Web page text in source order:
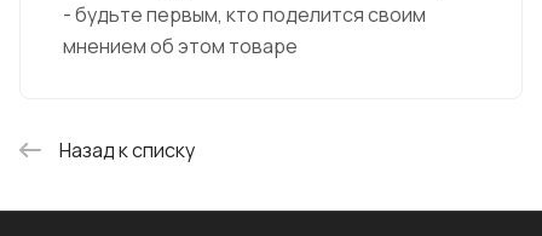
- будьте первым, кто поделится своим
мнением об этом товаре
Назад к списку